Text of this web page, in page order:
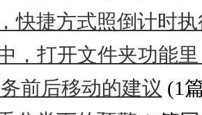
快捷方式照倒计时执
，打开文件夹功能
前后移动的建议 (1